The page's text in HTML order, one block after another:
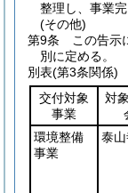
整理し、事業
(その他)
第9条
この告示
別に定める。
別表(第3条関係)
交付対象
事業
対
環境整備
事業
泰